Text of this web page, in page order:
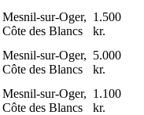
Mesnil-sur-Oger,
Côte des Blancs
1.500
kr.
Mesnil-sur-Oger,
Côte des Blancs
5.000
kr.
Mesnil-sur-Oger,
Côte des Blancs
1.100
kr.